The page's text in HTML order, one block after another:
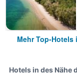
Mehr Top-Hotels
Hotels in des Nähe